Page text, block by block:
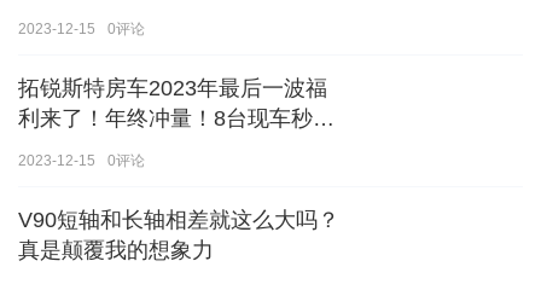
2023-12-15 0评论
拓锐斯特房车2023年最后一波福
利来了！年终冲量！8台现车秒杀
价！！手慢无！！！
2023-12-15 0评论
V90短轴和长轴相差就这么大吗？
真是颠覆我的想象力